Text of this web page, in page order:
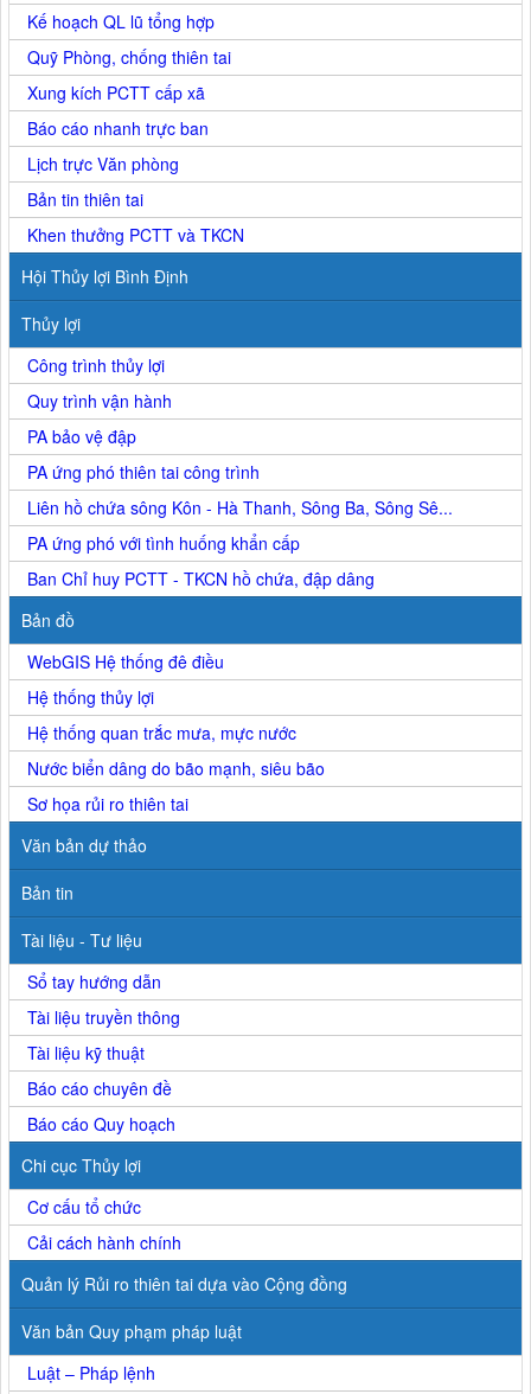
Kế hoạch QL lũ tổng hợp
Quỹ Phòng, chống thiên tai
Xung kích PCTT cấp xã
Báo cáo nhanh trực ban
Lịch trực Văn phòng
Bản tin thiên tai
Khen thưởng PCTT và TKCN
Hội Thủy lợi Bình Định
Thủy lợi
Công trình thủy lợi
Quy trình vận hành
PA bảo vệ đập
PA ứng phó thiên tai công trình
Liên hồ chứa sông Kôn - Hà Thanh, Sông Ba, Sông Sê...
PA ứng phó với tình huống khẩn cấp
Ban Chỉ huy PCTT - TKCN hồ chứa, đập dâng
Bản đồ
WebGIS Hệ thống đê điều
Hệ thống thủy lợi
Hệ thống quan trắc mưa, mực nước
Nước biển dâng do bão mạnh, siêu bão
Sơ họa rủi ro thiên tai
Văn bản dự thảo
Bản tin
Tài liệu - Tư liệu
Sổ tay hướng dẫn
Tài liệu truyền thông
Tài liệu kỹ thuật
Báo cáo chuyên đề
Báo cáo Quy hoạch
Chi cục Thủy lợi
Cơ cấu tổ chức
Cải cách hành chính
Quản lý Rủi ro thiên tai dựa vào Cộng đồng
Văn bản Quy phạm pháp luật
Luật – Pháp lệnh